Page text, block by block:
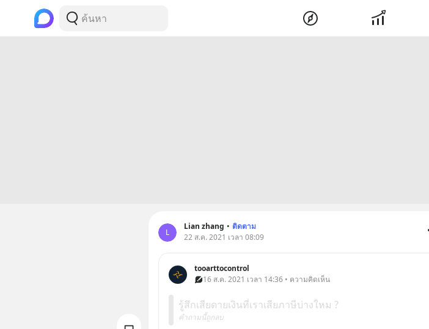
L
Lian zhang • ติดตาม
22 ส.ค. 2021 เวลา 08:09
tooarttocontrol
16 ส.ค. 2021 เวลา 14:36 • ความคิดเห็น
รู้สึกเสียดายเงินที่เราเสียภาษีบ่างใหม ?
คำถามนี้ถูกลบ